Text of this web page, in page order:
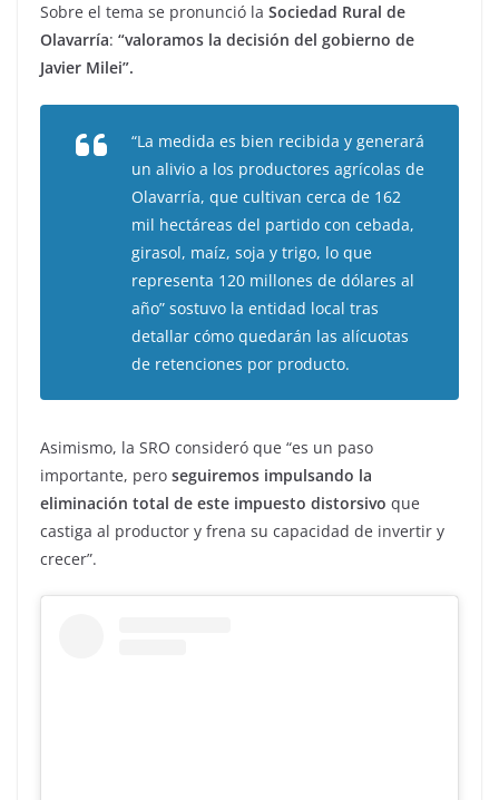
Sobre el tema se pronunció la Sociedad Rural de
Olavarría: “valoramos la decisión del gobierno de
Javier Milei”.
“La medida es bien recibida y generará
un alivio a los productores agrícolas de
Olavarría, que cultivan cerca de 162
mil hectáreas del partido con cebada,
girasol, maíz, soja y trigo, lo que
representa 120 millones de dólares al
año” sostuvo la entidad local tras
detallar cómo quedarán las alícuotas
de retenciones por producto.
Asimismo, la SRO consideró que “es un paso
importante, pero seguiremos impulsando la
eliminación total de este impuesto distorsivo que
castiga al productor y frena su capacidad de invertir y
crecer”.